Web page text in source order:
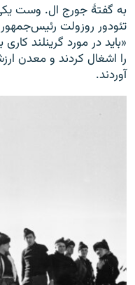
به گفتۀ جورج ال. وست
تئودور روزولت
«باید در مورد گرینلند
را اشغال کردند و معدن
آوردند.